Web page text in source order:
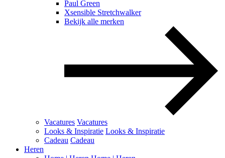
Paul Green
Xsensible Stretchwalker
Bekijk alle merken
Vacatures Vacatures
Looks & Inspiratie Looks & Inspiratie
Cadeau Cadeau
Heren